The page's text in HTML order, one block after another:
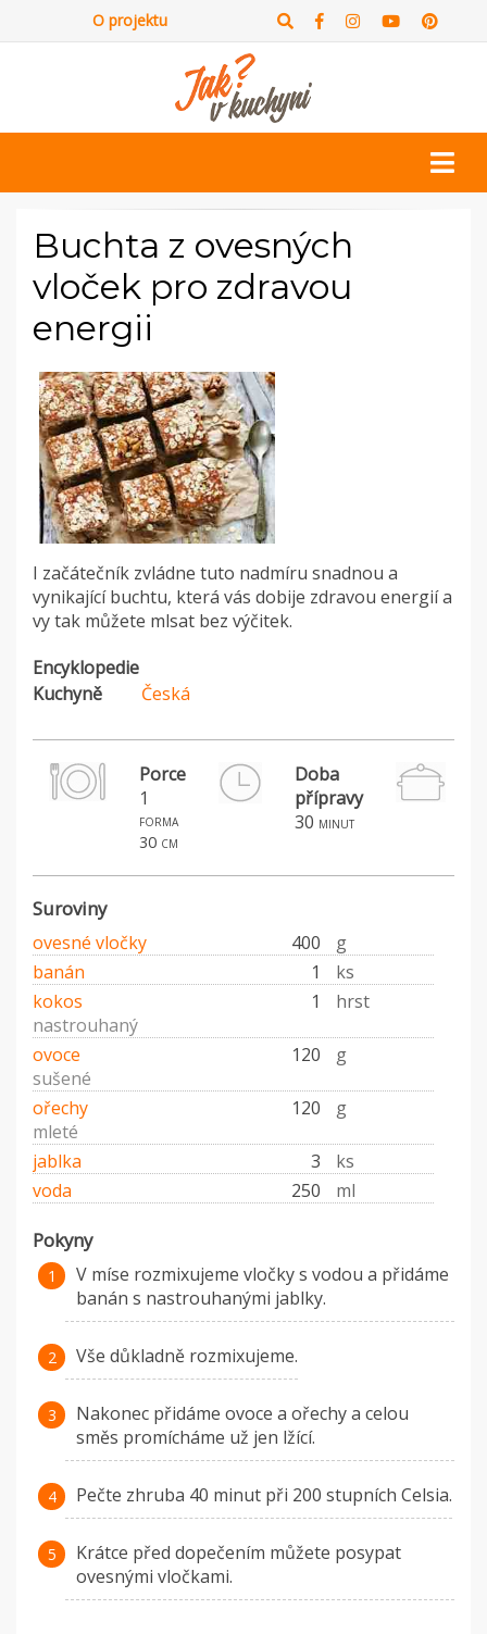
O projektu
Buchta z ovesných
vloček pro zdravou
energii
I začátečník zvládne tuto nadmíru snadnou a
vynikající buchtu, která vás dobije zdravou energií a
vy tak můžete mlsat bez výčitek.
Encyklopedie
Kuchyně
Česká
Porce
1
forma
30 cm
Doba
přípravy
30 minut
Suroviny
ovesné vločky 400
g
banán
1
ks
kokos
1
hrst
nastrouhaný
ovoce
120
g
sušené
ořechy
120
g
mleté
jablka
3
ks
voda
250 ml
Pokyny
V míse rozmixujeme vločky s vodou a přidáme
banán s nastrouhanými jablky.
Vše důkladně rozmixujeme.
Nakonec přidáme ovoce a ořechy a celou
směs promícháme už jen lžící.
Pečte zhruba 40 minut při 200 stupních Celsia.
Krátce před dopečením můžete posypat
ovesnými vločkami.